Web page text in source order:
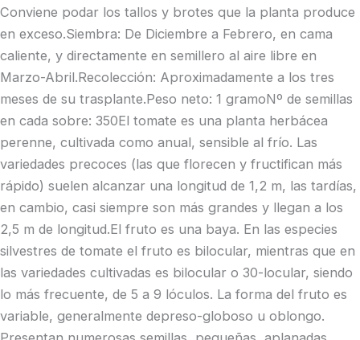
Conviene podar los tallos y brotes que la planta produce
en exceso.Siembra: De Diciembre a Febrero, en cama
caliente, y directamente en semillero al aire libre en
Marzo-Abril.Recolección: Aproximadamente a los tres
meses de su trasplante.Peso neto: 1 gramoNº de semillas
en cada sobre: 350El tomate es una planta herbácea
perenne, cultivada como anual, sensible al frío. Las
variedades precoces (las que florecen y fructifican más
rápido) suelen alcanzar una longitud de 1,2 m, las tardías,
en cambio, casi siempre son más grandes y llegan a los
2,5 m de longitud.El fruto es una baya. En las especies
silvestres de tomate el fruto es bilocular, mientras que en
las variedades cultivadas es bilocular o 30-locular, siendo
lo más frecuente, de 5 a 9 lóculos. La forma del fruto es
variable, generalmente depreso-globoso u oblongo.